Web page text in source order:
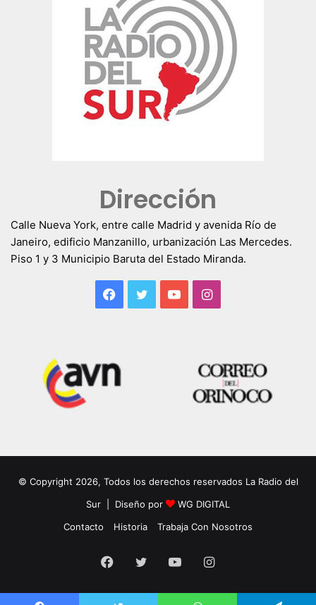
Dirección
Calle Nueva York, entre calle Madrid y avenida Río de
Janeiro, edificio Manzanillo, urbanización Las Mercedes.
Piso 1 y 3 Municipio Baruta del Estado Miranda.
Facebook
TwitterYouTubeInstagram
© Copyright 2026, Todos los derechos reservados La Radio del
Sur | Diseño por
WG DIGITAL
Contacto
Historia Trabaja Con Nosotros
Facebook
TwitterYouTubeInstagram